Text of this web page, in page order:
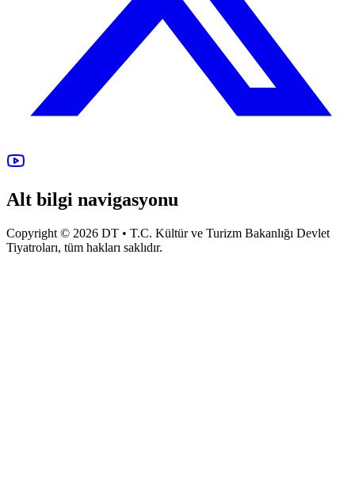
Alt bilgi navigasyonu
Copyright © 2026 DT • T.C. Kültür ve Turizm Bakanlığı Devlet
Tiyatroları, tüm hakları saklıdır.